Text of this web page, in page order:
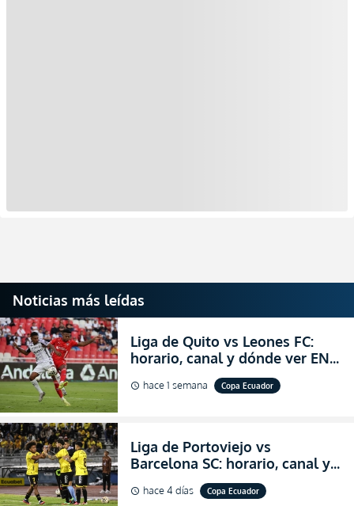
Noticias más leídas
Liga de Quito vs Leones FC:
horario, canal y dónde ver EN
VIVO los octavos de final de la
Copa Ecuador 2026
schedule hace 1 semana Copa Ecuador
Liga de Portoviejo vs
Barcelona SC: horario, canal y
dónde ver EN VIVO los octavos
de final de la Copa Ecuador
schedule hace 4 días Copa Ecuador